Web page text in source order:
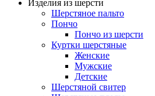
Изделия из шерсти
Шерстяное пальто
Пончо
Пончо из шерсти
Куртки шерстяные
Женские
Мужские
Детские
Шерстяной свитер